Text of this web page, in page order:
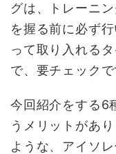
グは、トレーニ
を握る前に必ず
って取り入れる
で、要チェックで
今回紹介をする6
うメリットがあ
ような、アイソ